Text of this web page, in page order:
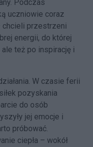
Podczas
uczniowie coraz
chcieli przestrzeni
energii, do której
też po inspirację i
W czasie ferii
pozyskania
do osób
jej emocje i
próbować.
ciepła – wokół